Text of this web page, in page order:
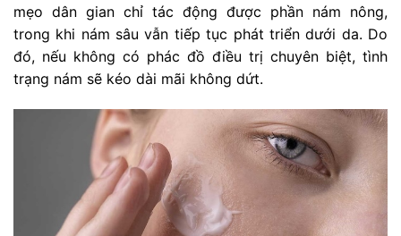
mẹo dân gian chỉ tác động được phần nám nông,
trong khi nám sâu vẫn tiếp tục phát triển dưới da. Do
đó, nếu không có phác đồ điều trị chuyên biệt, tình
trạng nám sẽ kéo dài mãi không dứt.